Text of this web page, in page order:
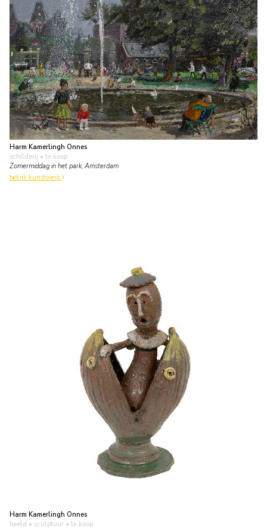
Harm Kamerlingh Onnes
schilderij • te koop
Zomermiddag in het park, Amsterdam
bekijk kunstwerk
Harm Kamerlingh Onnes
beeld • sculptuur • te koop